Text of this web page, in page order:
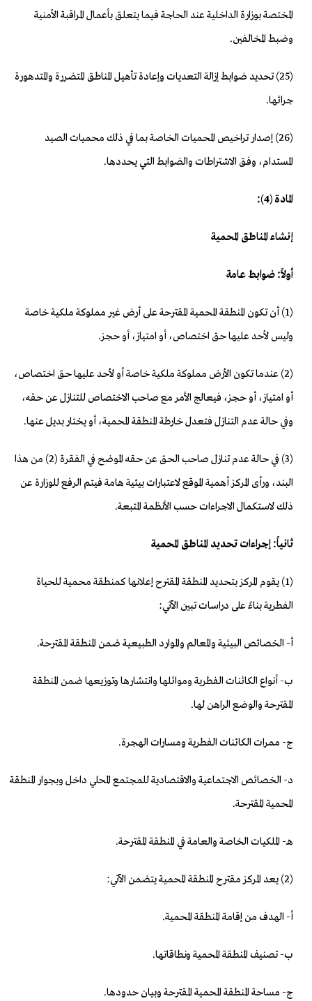
المختصة بوزارة الداخلية عند الحاجة فيما يتعلق بأعمال المراقبة الأمنية
وضبط المخالفين.
(25) تحديد ضوابط إزالة التعديات وإعادة تأهيل المناطق المتضررة والمتدهورة
جرائها.
(26) إصدار تراخيص المحميات الخاصة بما في ذلك محميات الصيد
المستدام، وفق الاشتراطات والضوابط التي يحددها.
المادة (4):
إنشاء المناطق المحمية
أولاً: ضوابط عامة
(1) أن تكون المنطقة المحمية المقترحة على أرض غير مملوكة ملكية خاصة
وليس لأحد عليها حق اختصاص، أو امتياز، أو حجز.
(2) عندما تكون الأرض مملوكة ملكية خاصة أو لأحد عليها حق اختصاص،
أو امتياز، أو حجز، فيعالج الأمر مع صاحب الاختصاص للتنازل عن حقه،
وفي حالة عدم التنازل فتعدل خارطة المنطقة المحمية، أو يختار بديل عنها.
(3) في حالة عدم تنازل صاحب الحق عن حقه الموضح في الفقرة (2) من هذا
البند، ورأى المركز أهمية الموقع لاعتبارات بيئية هامة فيتم الرفع للوزارة عن
ذلك لاستكمال الاجراءات حسب الأنظمة المتبعة.
ثانياً: إجراءات تحديد المناطق المحمية
(1) يقوم المركز بتحديد المنطقة المقترح إعلانها كمنطقة محمية للحياة
الفطرية بناءً على دراسات تبين الآتي:
أ- الخصائص البيئية والمعالم والموارد الطبيعية ضمن المنطقة المقترحة.
ب- أنواع الكائنات الفطرية وموائلها وانتشارها وتوزيعها ضمن المنطقة
المقترحة والوضع الراهن لها.
ج- ممرات الكائنات الفطرية ومسارات الهجرة.
د- الخصائص الاجتماعية والاقتصادية للمجتمع المحلي داخل وبجوار المنطقة
المحمية المقترحة.
هـ- الملكيات الخاصة والعامة في المنطقة المقترحة.
(2) يعد المركز مقترح المنطقة المحمية يتضمن الآتي:
أ- الهدف من إقامة المنطقة المحمية.
ب- تصنيف المنطقة المحمية ونطاقاتها.
ج- مساحة المنطقة المحمية المقترحة وبيان حدودها.